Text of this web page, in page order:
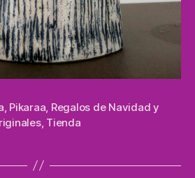
, Pikaraa, Regalos de Navidad y
, Tienda